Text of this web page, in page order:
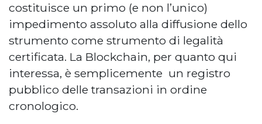
costituisce un primo (e non l’unico)
impedimento assoluto alla diffusione dello
strumento come strumento di legalità
certificata. La Blockchain, per quanto qui
interessa, è semplicemente un registro
pubblico delle transazioni in ordine
cronologico.